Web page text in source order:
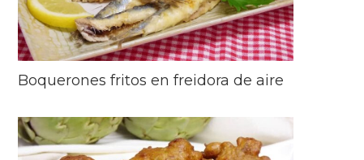
Boquerones fritos en freidora de aire